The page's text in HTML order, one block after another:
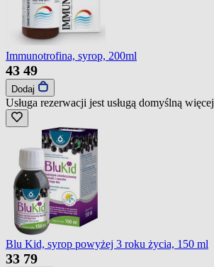
Immunotrofina, syrop, 200ml
43 49
Dodaj
Usługa rezerwacji jest usługą domyślną więcej
Blu Kid, syrop powyżej 3 roku życia, 150 ml
33 79